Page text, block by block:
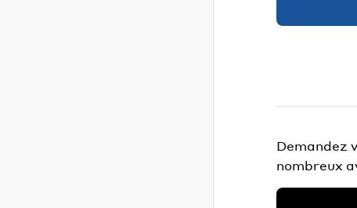
Demandez
nombreux